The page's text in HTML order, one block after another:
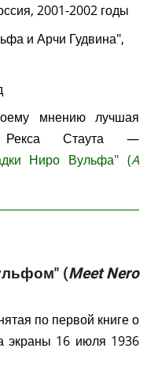
2001-2002 годы
и Арчи Гудвина",
мнению лучшая
Рекса Стаута —
Ниро Вульфа" (A
(Meet Nero
по первой книге о
16 июля 1936